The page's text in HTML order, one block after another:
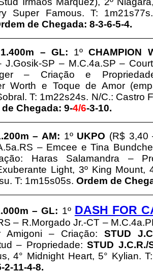
Super Famous. T:
de Chegada: 8-3-6-5-4.
1.400m – GL: 1º CHAMPION
J.Gosik-SP – M.C.4a.SP –
– Criação e
Worth e Toque de Amor
T: 1m22s24s. N/C.: Castro
Chegada: 9-4/6-3-10.
– AM: 1ºUKPO (R$ 3,40
– Emcee e Tina
Haras Salamandra –
Light, 3º King Mount,
T: 1m15s05s. Ordem de
– GL: 1º DASH FOR
– R.Morgado Jr.-CT –
Amigoni – Criação:STUD
– Propriedade:STUD J.C.R./
4° Midnight Heart, 5° Kylian.
2-11-4-8.